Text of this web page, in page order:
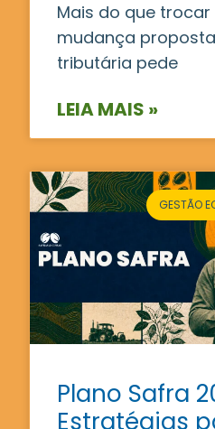
Mais do que
mudança
tributária pede
LEIA MAIS »
GESTÃO
Plano Safra
Estratégias